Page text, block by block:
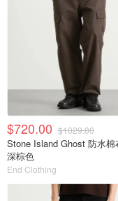
$720.00 $1029.00
Stone Island Ghost 防水棉
深棕色
End Clothing